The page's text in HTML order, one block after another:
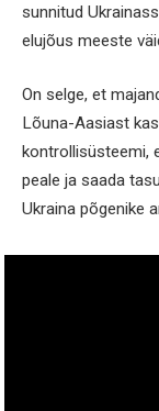
sunnitud
elujõus meeste
On selge, et
Lõuna-Aasiast
kontrollisüsteemi,
peale ja saada
Ukraina põgenike